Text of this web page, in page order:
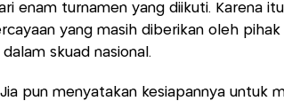
enam turnamen yang diikuti. Karena
yang masih diberikan oleh pihak
skuad nasional.
pun menyatakan kesiapannya untuk